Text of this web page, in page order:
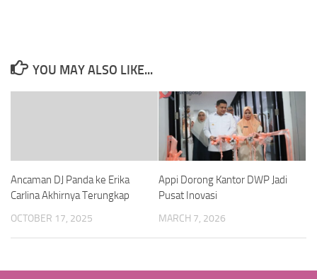
YOU MAY ALSO LIKE...
Ancaman DJ Panda ke Erika
Carlina Akhirnya Terungkap
OCTOBER 17, 2025
Appi Dorong Kantor DWP Jadi
Pusat Inovasi
MARCH 7, 2026